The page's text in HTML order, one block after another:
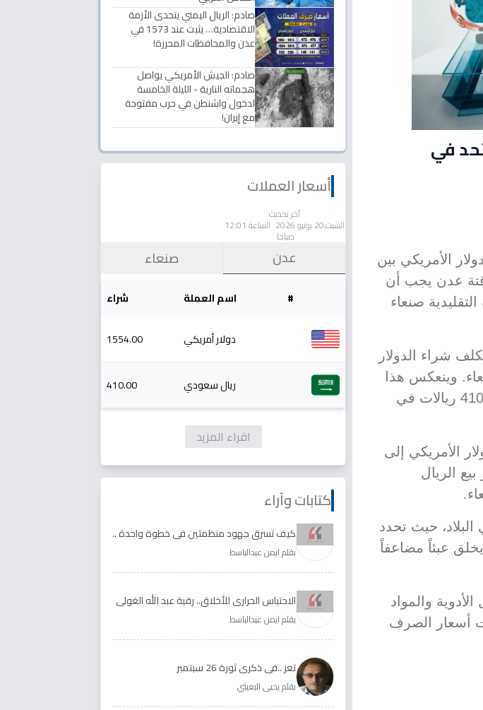
في
الأمريكي بين
عدن يجب أن
صنعاء
الصرف المعلنة يوم السبت، 06 يونيو 2026، يكلف شراء الدولار
وينعكس هذا
الانقسام على الريال السعودي، حيث يصل سعر شرائه إلى 410 ريالات في
الأمريكي إلى
أما سعر بيع الريال
حيث تحدد
عبئاً مضاعفاً
والمواد
أسعار الصرف
صادم: الريال اليمني يتحدى الأزمة
الاقتصادية… يثبت عند 1573 في
عدن والمحافظات المحررة!
صادم: الجيش الأمريكي يواصل
هجماته النارية - الليلة الخامسة
لدخول واشنطن في حرب مفتوحة
مع إيران!
أسعار العملات
آخر تحديث
السبت,20 يونيو 2026 الساعة 12:01
صباحا
عدن صنعاء
# اسم العملة شراء
دولار أمريكي 1554.00
ريال سعودي 410.00
اقراء المزيد
كتابات وآراء
كيف تسرق جهود منظمتين في خطوة واحدة ..
الأجابة لدى رقية عبد الله الغولي وغدير طيره
بقلم ايمن عبدالباسط
الاحتباس الحراري للأخلاق.. رقية عبد الله الغولي
وغدير طيره نموذجا
بقلم ايمن عبدالباسط
تعز ..في ذكرى ثورة 26 سبتمبر
بقلم يحيى البعيثي